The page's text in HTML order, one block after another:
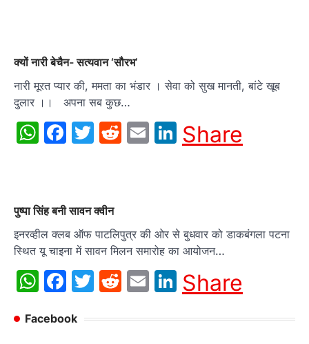
क्यों नारी बेचैन- सत्यवान ‘सौरभ’
नारी मूरत प्यार की, ममता का भंडार । सेवा को सुख मानती, बांटे खूब
दुलार ।। अपना सब कुछ…
WhatsApp
Facebook
Twitter
Reddit
EmailLinkedIn
Share
पुष्पा सिंह बनी सावन क्वीन
इनरव्हील क्लब ऑफ पाटलिपुत्र की ओर से बुधवार को डाकबंगला पटना
स्थित यू चाइना में सावन मिलन समारोह का आयोजन…
WhatsApp
Facebook
Twitter
Reddit
EmailLinkedIn
Share
Facebook